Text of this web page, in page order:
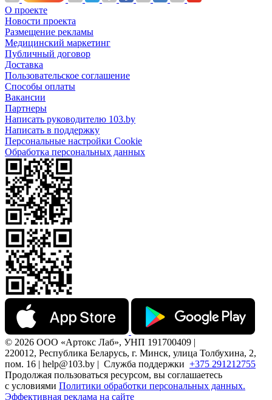
О проекте
Новости проекта
Размещение рекламы
Медицинский маркетинг
Публичный договор
Доставка
Пользовательское соглашение
Способы оплаты
Вакансии
Партнеры
Написать руководителю 103.by
Написать в поддержку
Персональные настройки Cookie
Обработка персональных данных
© 2026 ООО «Артокс Лаб», УНП 191700409 |
220012, Республика Беларусь, г. Минск, улица Толбухина, 2,
пом. 16 | help@103.by | Служба поддержки +375 291212755
Продолжая пользоваться ресурсом, вы соглашаетесь
с условиями Политики обработки персональных данных.
Эффективная реклама на сайте